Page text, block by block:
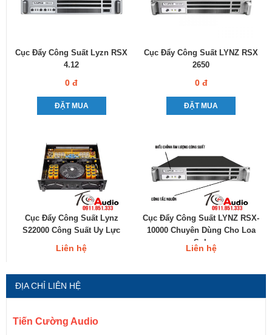
Cục Đẩy Công Suất Lyzn RSX
4.12
0 đ
ĐẶT MUA
Cục Đẩy Công Suất LYNZ RSX
2650
0 đ
ĐẶT MUA
Cục Đẩy Công Suất Lynz
S22000 Công Suất Uy Lực
Liên hệ
Cục Đẩy Công Suất LYNZ RSX-
10000 Chuyên Dùng Cho Loa
Sub
Liên hệ
ĐỊA CHỈ LIÊN HỆ
Tiến Cường Audio